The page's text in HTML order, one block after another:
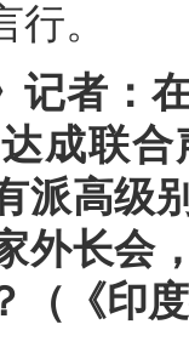
。
记者：
成联
派高级
外长会
（《印